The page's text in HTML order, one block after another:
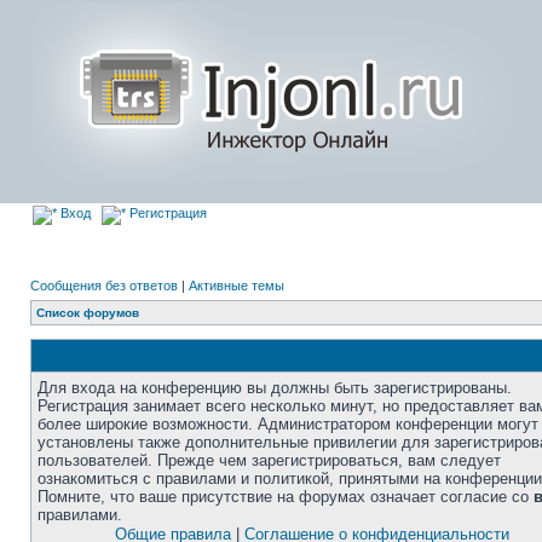
Вход Регистрация
Сообщения без ответов | Активные темы
Список форумов
Для входа на конференцию вы должны быть зарегистрированы.
Регистрация занимает всего несколько минут, но предоставляет
более широкие возможности. Администратором конференции
установлены также дополнительные привилегии для
пользователей. Прежде чем зарегистрироваться, вам следует
ознакомиться с правилами и политикой, принятыми на
Помните, что ваше присутствие на форумах означает согласие со
правилами.
Общие правила| Соглашение о конфиденциальности